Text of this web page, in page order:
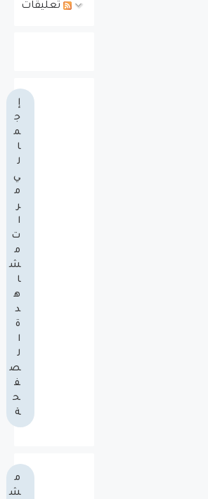
تعليقات
إ
ج
م
ا
ل
ي
م
ر
ا
ت
م
ش
ا
ه
د
ة
ا
ل
ص
ف
ح
ة
م
ش